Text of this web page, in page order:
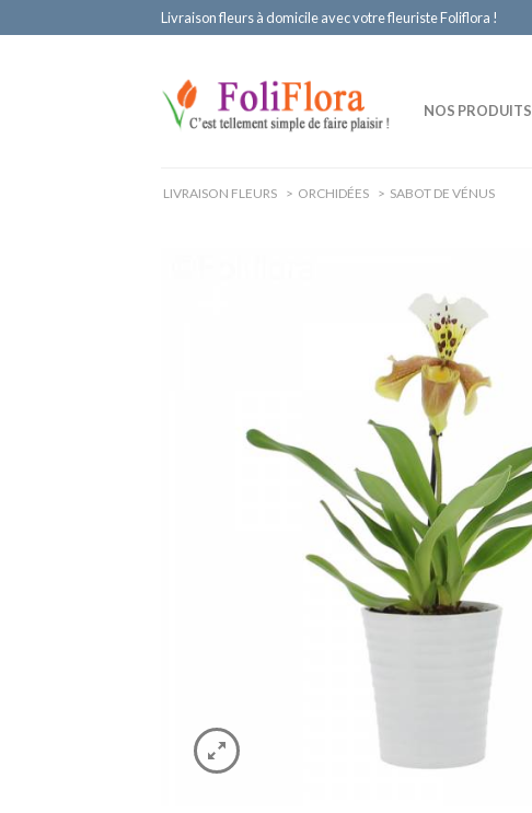
Livraison fleurs à domicile avec votre fleuriste Foliflora !
NOS PRODUITS
LIVRAISON FLEURS > ORCHIDÉES > SABOT DE VÉNUS